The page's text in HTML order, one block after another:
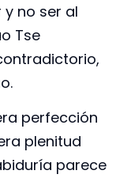
y no ser al
Tse
perfección
plenitud
parece